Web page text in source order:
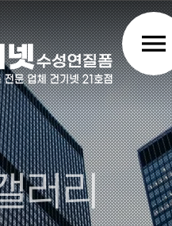
menu
러리